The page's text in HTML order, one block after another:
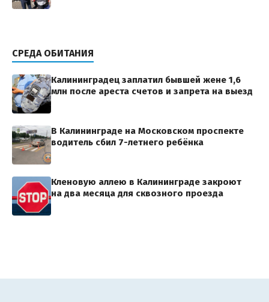
СРЕДА ОБИТАНИЯ
Калининградец заплатил бывшей жене 1,6
млн после ареста счетов и запрета на выезд
В Калининграде на Московском проспекте
водитель сбил 7-летнего ребёнка
Кленовую аллею в Калининграде закроют
на два месяца для сквозного проезда